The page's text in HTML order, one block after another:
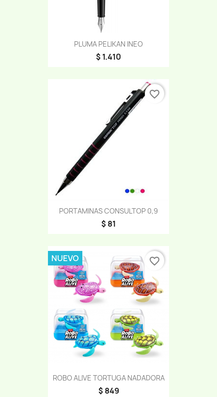
PLUMA PELIKAN INEO
$ 1.410
PORTAMINAS CONSULTOP 0,9
$ 81
favorite_border
ROBO ALIVE TORTUGA NADADORA
$ 849
NUEVO favorite_border